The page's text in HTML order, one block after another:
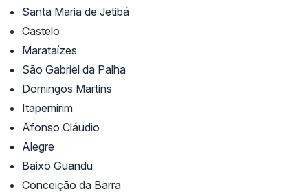
Santa Maria de Jetibá
Castelo
Marataízes
São Gabriel da Palha
Domingos Martins
Itapemirim
Afonso Cláudio
Alegre
Baixo Guandu
Conceição da Barra